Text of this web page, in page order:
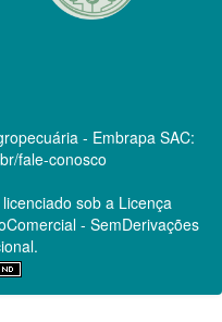
- Embrapa SAC:
fale-conosco
sob a Licença
- SemDerivações